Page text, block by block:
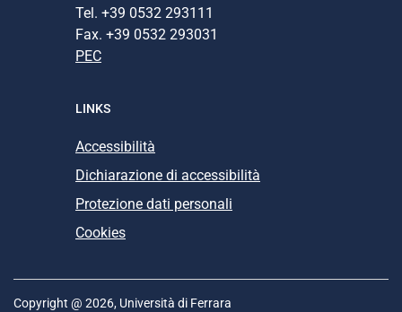
Tel. +39 0532 293111
Fax. +39 0532 293031
PEC
LINKS
Accessibilità
Dichiarazione di accessibilità
Protezione dati personali
Cookies
Copyright @ 2026, Università di Ferrara